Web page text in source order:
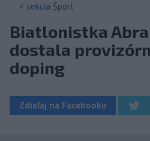
< sekcia Šport
Biatlonistka
dostala
doping
Zdieľaj na Facebooku